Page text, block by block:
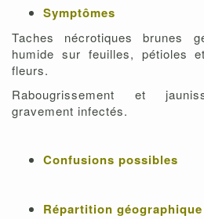
Symptômes
Taches nécrotiques brunes
humide sur feuilles, pétioles
fleurs.
Rabougrissement et
gravement infectés.
Confusions possibles
Répartition géographique